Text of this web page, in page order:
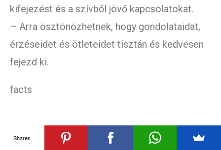
kifejezést és a szívből jövő kapcsolatokat.
– Arra ösztönözhetnek, hogy gondolataidat,
érzéseidet és ötleteidet tisztán és kedvesen
fejezd ki.
facts
Shares